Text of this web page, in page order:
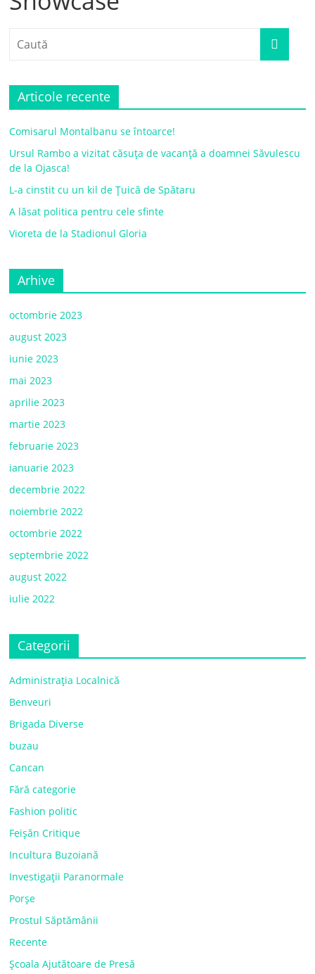
Articole recente
Comisarul Montalbanu se întoarce!
Ursul Rambo a vizitat căsuța de vacanță a doamnei Săvulescu
de la Ojasca!
L-a cinstit cu un kil de Țuică de Spătaru
A lăsat politica pentru cele sfinte
Vioreta de la Stadionul Gloria
Arhive
octombrie 2023
august 2023
iunie 2023
mai 2023
aprilie 2023
martie 2023
februarie 2023
ianuarie 2023
decembrie 2022
noiembrie 2022
octombrie 2022
septembrie 2022
august 2022
iulie 2022
Categorii
Administrația Localnică
Benveuri
Brigada Diverse
buzau
Cancan
Fără categorie
Fashion politic
Feișăn Critique
Incultura Buzoiană
Investigații Paranormale
Porșe
Prostul Săptămânii
Recente
Școala Ajutătoare de Presă